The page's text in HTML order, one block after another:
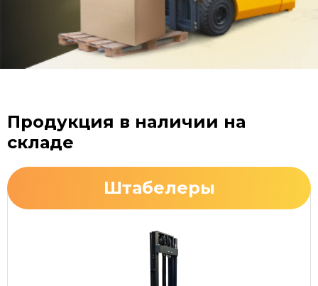
Продукция в наличии на
складе
Штабелеры